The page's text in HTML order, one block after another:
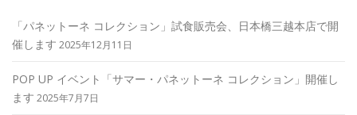
「パネットーネ コレクション」試食販売会、日本橋三越本店で開
催します 2025年12月11日
POP UP イベント「サマー・パネットーネ コレクション」開催し
ます 2025年7月7日